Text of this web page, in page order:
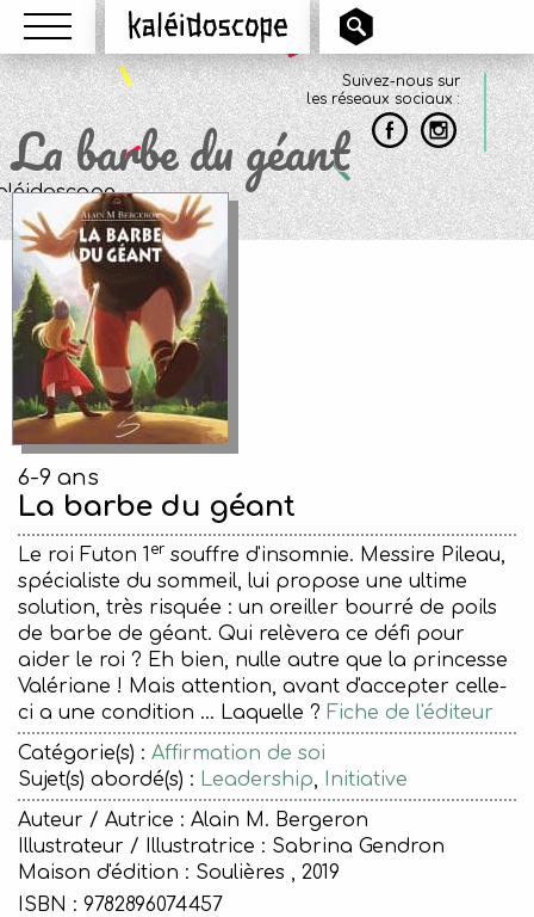
Menu Kaléidoscope
Suivez-nous sur
les réseaux sociaux :
La barbe du géant
6-9 ans
La barbe du géant
Le roi Futon 1 er souffre d'insomnie. Messire Pileau,
spécialiste du sommeil, lui propose une ultime
solution, très risquée : un oreiller bourré de poils
de barbe de géant. Qui relèvera ce défi pour
aider le roi ? Eh bien, nulle autre que la princesse
Valériane ! Mais attention, avant d'accepter celle-
ci a une condition ... Laquelle ? Fiche de l'éditeur
Catégorie(s) : Affirmation de soi
Sujet(s) abordé(s) : Leadership,
Initiative
Auteur / Autrice : Alain M. Bergeron
Illustrateur / Illustratrice : Sabrina Gendron
Maison d'édition : Soulières , 2019
ISBN : 9782896074457